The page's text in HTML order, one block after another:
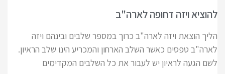
להוציא ויזה דחופה לארה"ב
הליך הוצאת ויזה לארה"ב כרוך במספר שלבים ובינהם ויזה
לארה"ב טפסים כאשר השלב הארחון והמכריע הינו שלב הראיון.
לשם הגעה לראיון יש לעבור את כל השלבים המקדימים